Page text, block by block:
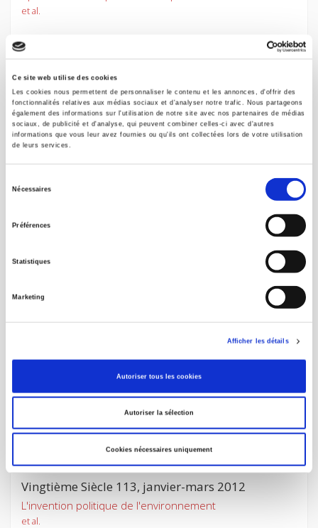
Ce site web utilise des cookies
Les cookies nous permettent de personnaliser le contenu et les annonces, d'offrir des
fonctionnalités relatives aux médias sociaux et d'analyser notre trafic. Nous partageons
également des informations sur l'utilisation de notre site avec nos partenaires de médias
sociaux, de publicité et d'analyse, qui peuvent combiner celles-ci avec d'autres
informations que vous leur avez fournies ou qu'ils ont collectées lors de votre utilisation
de leurs services.
Nécessaires
Préférences
Statistiques
Marketing
Afficher les détails
Autoriser tous les cookies
Autoriser la sélection
Cookies nécessaires uniquement
et al.
Vingtième Siècle 105, janvier-mars 2010
et al.
Vingtième Siècle 113, janvier-mars 2012
L'invention politique de l'environnement
et al.